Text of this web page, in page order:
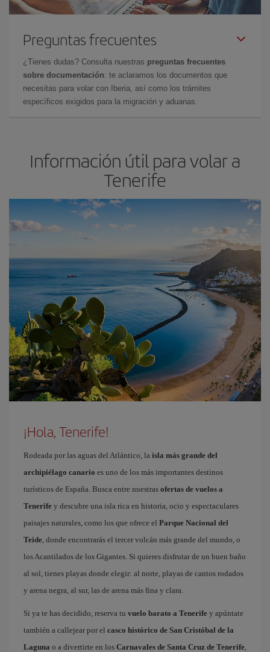
Preguntas frecuentes
¿Tienes dudas? Consulta nuestras preguntas frecuentes
sobre documentación: te aclaramos los documentos que
necesitas para volar con Iberia, así como los trámites
específicos exigidos para la migración y aduanas.
Información útil para volar a
Tenerife
¡Hola, Tenerife!
Rodeada por las aguas del Atlántico, la isla más grande del
archipiélago canario es uno de los más importantes destinos
turísticos de España. Busca entre nuestras ofertas de vuelos a
Tenerife y descubre una isla rica en historia, ocio y espectaculares
paisajes naturales, como los que ofrece el Parque Nacional del
Teide, donde encontrarás el tercer volcán más grande del mundo, o
los Acantilados de los Gigantes. Si quieres disfrutar de un buen baño
al sol, tienes playas donde elegir: al norte, playas de cantos rodados
y arena negra, al sur, las de arena más fina y clara.
Si ya te has decidido, reserva tu vuelo barato a Tenerife y apúntate
también a callejear por el casco histórico de San Cristóbal de la
Laguna o a divertirte en los Carnavales de Santa Cruz de Tenerife,